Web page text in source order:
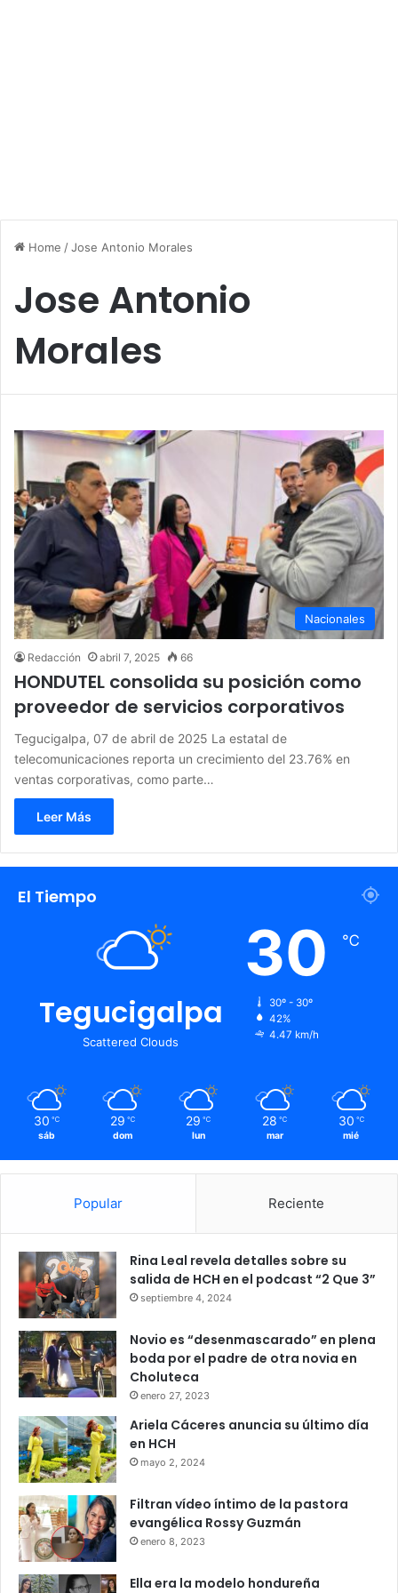
Home /Jose Antonio Morales
Jose Antonio
Morales
Nacionales
Redacción abril 7, 2025 66
HONDUTEL consolida su posición como
proveedor de servicios corporativos
Tegucigalpa, 07 de abril de 2025 La estatal de
telecomunicaciones reporta un crecimiento del 23.76% en
ventas corporativas, como parte…
Leer Más
El Tiempo
Tegucigalpa
Scattered Clouds
30 ℃
30º - 30º
42%
4.47 km/h
30 ℃
sáb
29 ℃
dom
29 ℃
lun
28 ℃
mar
30 ℃
mié
Popular Reciente
Rina Leal revela detalles sobre su
salida de HCH en el podcast “2 Que 3”
septiembre 4, 2024
Novio es “desenmascarado” en plena
boda por el padre de otra novia en
Choluteca
enero 27, 2023
Ariela Cáceres anuncia su último día
en HCH
mayo 2, 2024
Filtran vídeo íntimo de la pastora
evangélica Rossy Guzmán
enero 8, 2023
Ella era la modelo hondureña